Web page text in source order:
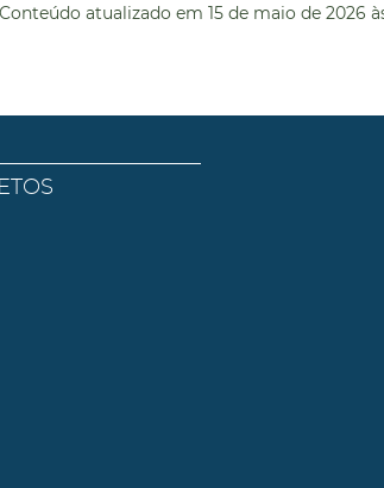
Conteúdo atualizado em 15 de maio de 2026